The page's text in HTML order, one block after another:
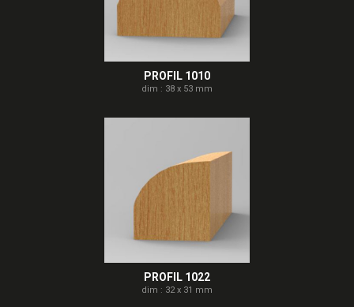
PROFIL 1010
dim : 38 x 53 mm
PROFIL 1022
dim : 32 x 31 mm